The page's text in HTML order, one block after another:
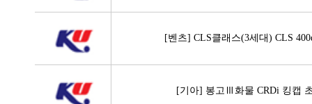
[벤츠] CLS클래스(3세대) CLS
[기아] 봉고Ⅲ화물 CRDi 킹캡